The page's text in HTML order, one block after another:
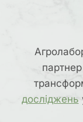
досліджень